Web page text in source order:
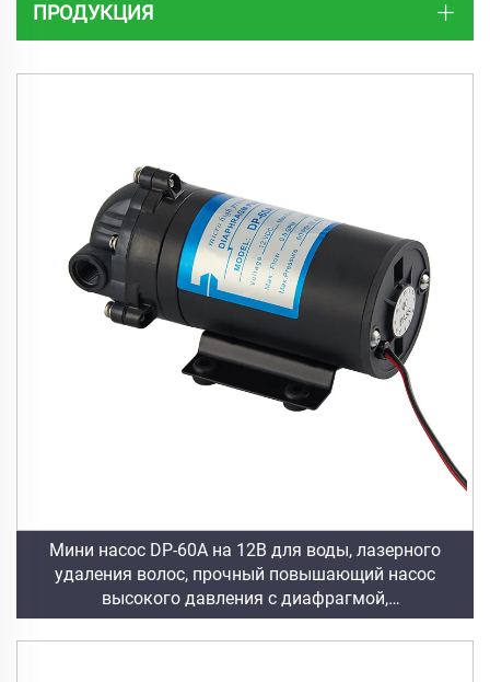
ПРОДУКЦИЯ
Мини насос DP-60A на 12В для воды, лазерного
удаления волос, прочный повышающий насос
высокого давления с диафрагмой,
производительностью 5л/мин для обработки